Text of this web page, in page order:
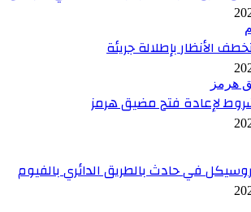
الأنظار بإطلالة جريئة
في حادث بالطريق الدائري بالفيوم